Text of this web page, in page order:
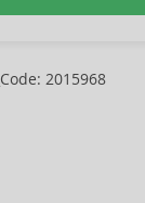
Code: 2015968